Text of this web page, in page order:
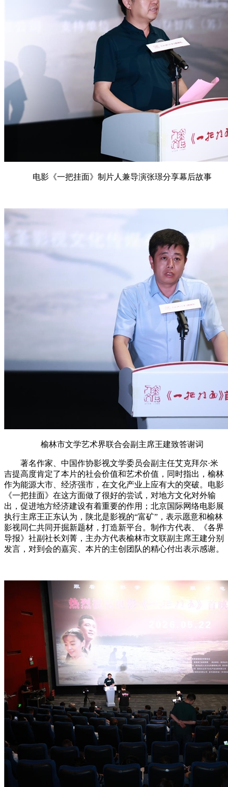
电影《一把挂面》制片人兼导演张璟分享幕后故事
榆林市文学艺术界联合会副主席王建致答谢词
著名作家、中国作协影视文学委员会副主任艾克拜尔·米
吉提高度肯定了本片的社会价值和艺术价值，同时指出，榆林
作为能源大市、经济强市，在文化产业上应有大的突破。电影
《一把挂面》在这方面做了很好的尝试，对地方文化对外输
出，促进地方经济建设有着重要的作用；北京国际网络电影展
执行主席王正东认为，陕北是影视的“富矿”，表示愿意和榆林
影视同仁共同开掘新题材，打造新平台。制作方代表、《各界
导报》社副社长刘菁，主办方代表榆林市文联副主席王建分别
发言，对到会的嘉宾、本片的主创团队的精心付出表示感谢。